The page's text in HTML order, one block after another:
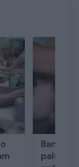
Bankai